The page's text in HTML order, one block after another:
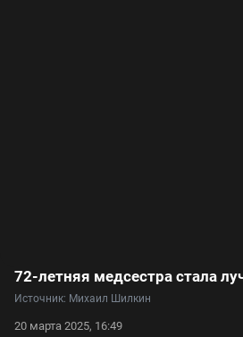
Источник: Михаил Шилкин
20 марта 2025, 16:49